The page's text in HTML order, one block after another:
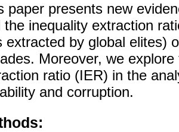
paper presents new
the inequality extraction
extracted by global elites)
Moreover, we
ratio (IER) in the
and corruption.